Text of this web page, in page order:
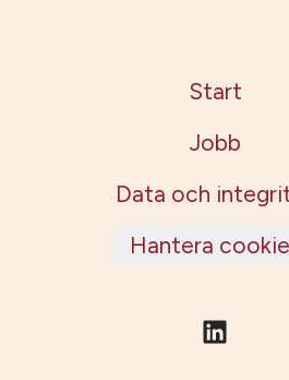
Start
Jobb
Data och
Hantera